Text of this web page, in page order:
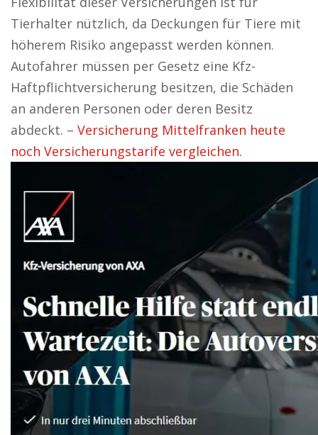
Tierhalter nützlich, da Deckungen für Tiere mit
höherem Risiko angepasst werden können.
Autofahrer müssen per Gesetz eine Kfz-
Haftpflichtversicherung besitzen, die Schäden
an anderen Personen oder deren Besitz
abdeckt. – Versicherung Mittelfranken heute
noch Versicherungstarife vergleichen.